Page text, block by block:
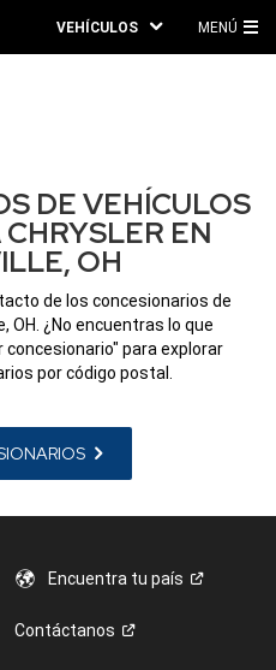
VEHÍCULOS MENÚ
DE VEHÍCULOS
EN
OH
de los concesionarios de
OH. ¿No encuentras lo que
concesionario" para explorar
por código postal.
Encuentra tupaís
Contáctanos